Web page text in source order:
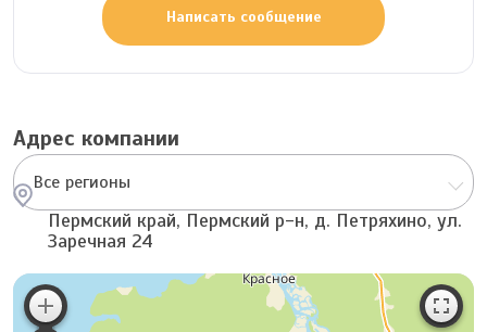
Написать сообщение
Адрес компании
Все регионы
Пермский край, Пермский р-н, д. Петряхино, ул.
Заречная 24